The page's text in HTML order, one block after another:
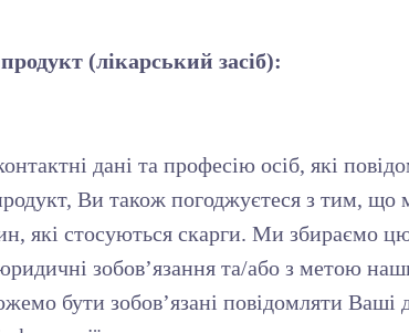
(лікарський засіб):
дані та професію осіб, які
Ви також погоджуєтеся з тим, що
які стосуються скарги. Ми збираємо
зобов’язання та/або з метою
бути зобов’язані повідомляти Ваші